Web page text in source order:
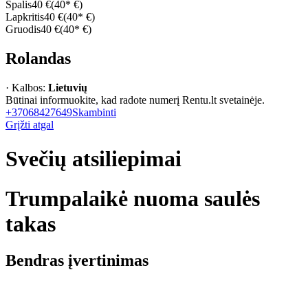
Spalis40 €(40* €)
Lapkritis40 €(40* €)
Gruodis40 €(40* €)
Rolandas
· Kalbos: Lietuvių
Būtinai informuokite, kad radote numerį Rentu.lt svetainėje.
+37068427649Skambinti
Grįžti atgal
Svečių atsiliepimai
Trumpalaikė nuoma saulės
takas
Bendras įvertinimas